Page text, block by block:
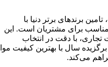
برتر دنیا با
مشتریان است. این
با دقت در انتخاب
سال با بهترین کیفیت مواد